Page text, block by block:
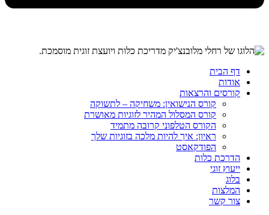
דף הבית
אודות
קורסים והרצאות
קורס הנישואין: משחיקה – לתשוקה
קורס המסלול המהיר לזוגיות מאושרת
הקורס הטלפוני קרובה מתמיד
ראיון: איך להיות מלכה בזוגיות שלך
הפודקאסט
הדרכת כלות
ייעוץ זוגי
בלוג
המלצות
צור קשר